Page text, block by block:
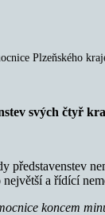
Plzeňského
svých čtyř
představenstev
a řídící
koncem